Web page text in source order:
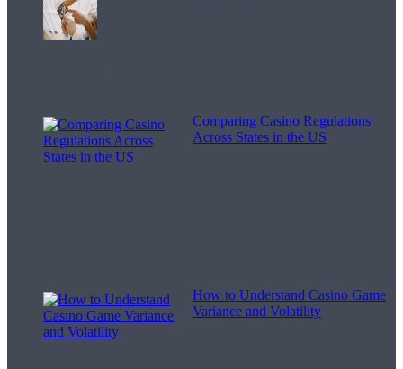
Comparing Casino Regulations
Across States in the US
How to Understand Casino Game
Variance and Volatility